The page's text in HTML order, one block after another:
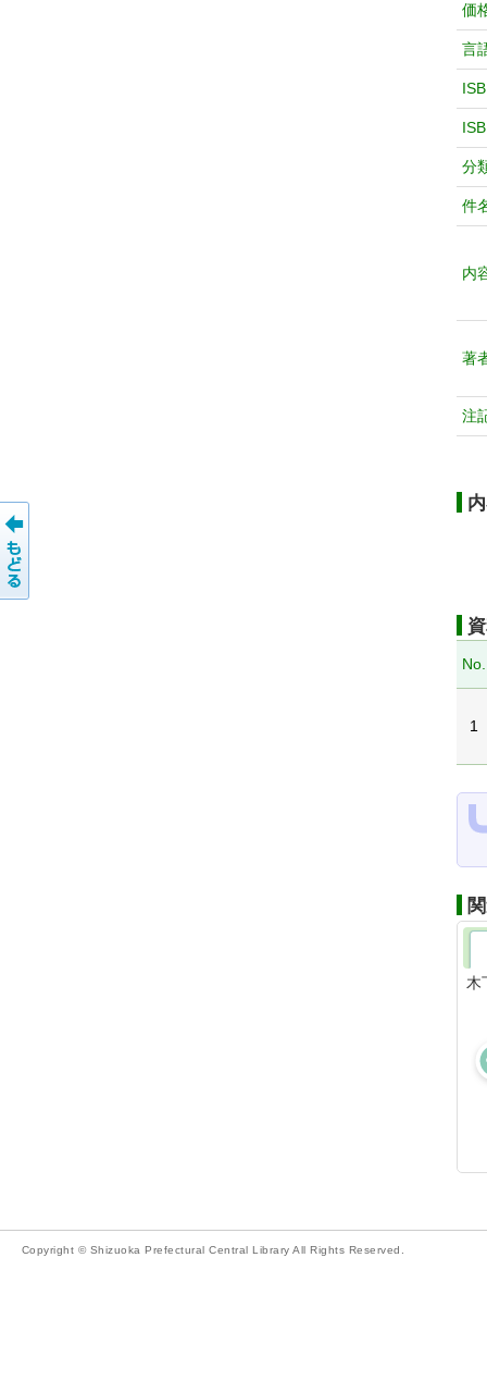
価
言
分
件
内
著
注
No.
1
木
Copyright © Shizuoka Prefectural Central Library All Rights Reserved.